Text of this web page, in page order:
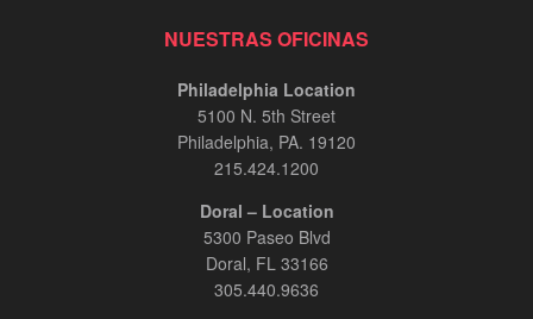
NUESTRAS OFICINAS
Philadelphia Location
5100 N. 5th Street
Philadelphia, PA. 19120
215.424.1200
Doral – Location
5300 Paseo Blvd
Doral, FL 33166
305.440.9636